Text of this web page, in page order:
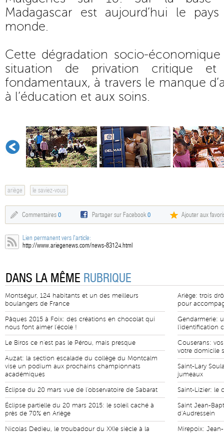
Madagascar est aujourd’hui le
monde.
Cette dégradation socio-
situation de privation critique
fondamentaux, à travers le manque
à l’éducation et aux soins.
ariège le saviez-vous
Commentaires 0 Partager sur Facebook0 Ajouter aux
Lien permanent vers l'article:
http://www.ariegenews.com/news-83124.html
DANS LA MÊME RUBRIQUE
Montségur, 124 habitants et un des meilleurs
boulangers de France
Pâques 2015 à Foix: des créations en chocolat qui
nous font aimer l'école !
Le Biros ce n'est pas le Pérou, mais presque
Auzat: la section escalade du collège du Montcalm
vise un podium aux prochains championnats
académiques
Éclipse du 20 mars vue de l'observatoire de Sabarat
Éclipse partielle du 20 mars 2015: le soleil caché à
près de 70% en Ariège
Nicolas Dedieu, le troubadour du XXIe siècle à la
Ariège: trois
pour
Gendarmerie:
l'identification
Couserans:
votre domicile
Saint-Lary
jumeaux
Saint-Lizier: le
Saint Jean-
d'Audressein
Mirepoix: